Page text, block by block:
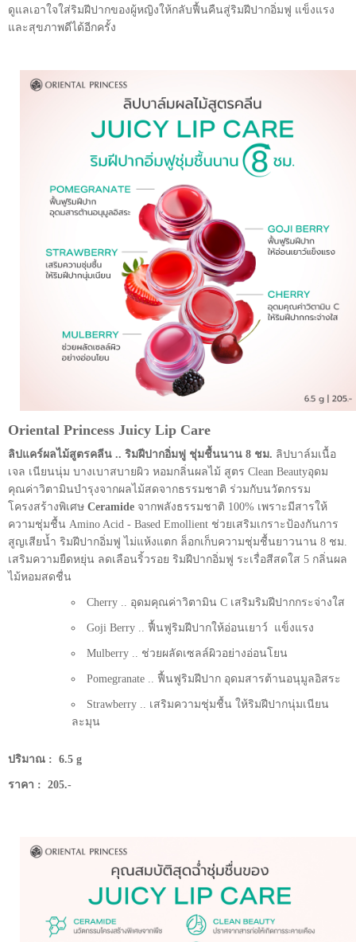
ดูแลเอาใจใส่ริมฝีปากของผู้หญิงให้กลับฟื้นคืนสู่ริมฝีปากอิ่มฟู แข็งแรง
และสุขภาพดีได้อีกครั้ง
Oriental Princess Juicy Lip Care
ลิปแคร์ผลไม้สูตรคลีน .. ริมฝีปากอิ่มฟู ชุ่มชื้นนาน 8 ชม. ลิปบาล์มเนื้อ
เจล เนียนนุ่ม บางเบาสบายผิว หอมกลิ่นผลไม้ สูตร Clean Beautyอุดม
คุณค่าวิตามินบำรุงจากผลไม้สดจากธรรมชาติ ร่วมกับนวัตกรรม
โครงสร้างพิเศษ Ceramide จากพลังธรรมชาติ 100% เพราะมีสารให้
ความชุ่มชื้น Amino Acid - Based Emollient ช่วยเสริมเกราะป้องกันการ
สูญเสียน้ำ ริมฝีปากอิ่มฟู ไม่แห้งแตก ล็อกเก็บความชุ่มชื้นยาวนาน 8 ชม.
เสริมความยืดหยุ่น ลดเลือนริ้วรอย ริมฝีปากอิ่มฟู ระเรื่อสีสดใส 5 กลิ่นผล
ไม้หอมสดชื่น
Cherry .. อุดมคุณค่าวิตามิน C เสริมริมฝีปากกระจ่างใส
Goji Berry .. ฟื้นฟูริมฝีปากให้อ่อนเยาว์ แข็งแรง
Mulberry .. ช่วยผลัดเซลล์ผิวอย่างอ่อนโยน
Pomegranate .. ฟื้นฟูริมฝีปาก อุดมสารต้านอนุมูลอิสระ
Strawberry .. เสริมความชุ่มชื้น ให้ริมฝีปากนุ่มเนียน
ละมุน
ปริมาณ : 6.5 g
ราคา : 205.-